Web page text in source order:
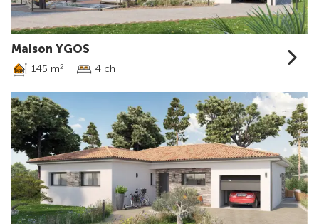
Maison YGOS
145 m2 4 ch